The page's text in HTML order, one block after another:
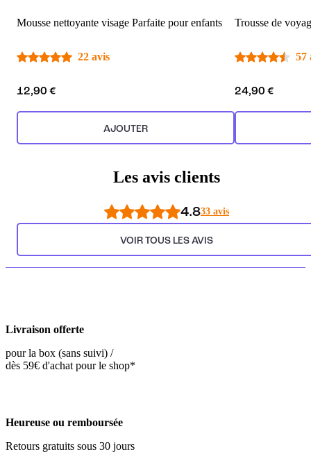
Mousse nettoyante visage Parfaite pour enfants
22 avis
12,90 €
AJOUTER
Trousse de
57
24,90 €
Les avis clients
4.833 avis
VOIR TOUS LES AVIS
Livraison offerte
pour la box (sans suivi) /
dès 59€ d'achat pour le shop*
Heureuse ou remboursée
Retours gratuits sous 30 jours